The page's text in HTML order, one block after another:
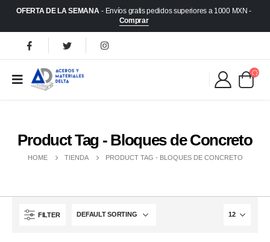
OFERTA DE LA SEMANA - Envíos gratis pedidos superiores a 1000 MXN -
Comprar
Product Tag - Bloques de Concreto
HOME TIENDA PRODUCT TAG - BLOQUES DE CONCRETO
FILTER